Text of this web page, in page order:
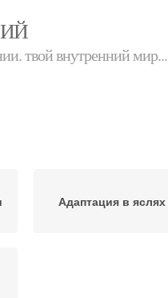
твой внутренний мир...
Адаптация в яслях